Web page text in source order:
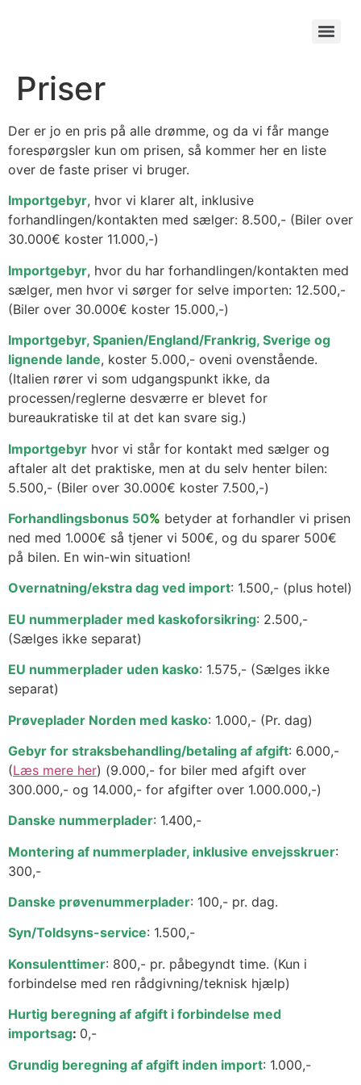
Priser
Der er jo en pris på alle drømme, og da vi får mange
forespørgsler kun om prisen, så kommer her en liste
over de faste priser vi bruger.
Importgebyr, hvor vi klarer alt, inklusive
forhandlingen/kontakten med sælger: 8.500,- (Biler over
30.000€ koster 11.000,-)
Importgebyr, hvor du har forhandlingen/kontakten med
sælger, men hvor vi sørger for selve importen: 12.500,-
(Biler over 30.000€ koster 15.000,-)
Importgebyr, Spanien/England/Frankrig, Sverige og
lignende lande, koster 5.000,- oveni ovenstående.
(Italien rører vi som udgangspunkt ikke, da
processen/reglerne desværre er blevet for
bureaukratiske til at det kan svare sig.)
Importgebyr hvor vi står for kontakt med sælger og
aftaler alt det praktiske, men at du selv henter bilen:
5.500,- (Biler over 30.000€ koster 7.500,-)
Forhandlingsbonus 50% betyder at forhandler vi prisen
ned med 1.000€ så tjener vi 500€, og du sparer 500€
på bilen. En win-win situation!
Overnatning/ekstra dag ved import: 1.500,- (plus hotel)
EU nummerplader med kaskoforsikring: 2.500,-
(Sælges ikke separat)
EU nummerplader uden kasko: 1.575,- (Sælges ikke
separat)
Prøveplader Norden med kasko: 1.000,- (Pr. dag)
Gebyr for straksbehandling/betaling af afgift: 6.000,-
(Læs mere her) (9.000,- for biler med afgift over
300.000,- og 14.000,- for afgifter over 1.000.000,-)
Danske nummerplader: 1.400,-
Montering af nummerplader, inklusive envejsskruer:
300,-
Danske prøvenummerplader: 100,- pr. dag.
Syn/Toldsyns-service: 1.500,-
Konsulenttimer: 800,- pr. påbegyndt time. (Kun i
forbindelse med ren rådgivning/teknisk hjælp)
Hurtig beregning af afgift i forbindelse med
importsag: 0,-
Grundig beregning af afgift inden import: 1.000,-